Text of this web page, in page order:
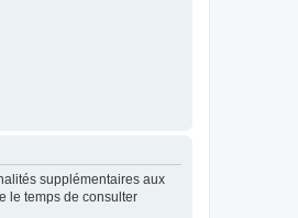
supplémentaires aux
le temps de consulter